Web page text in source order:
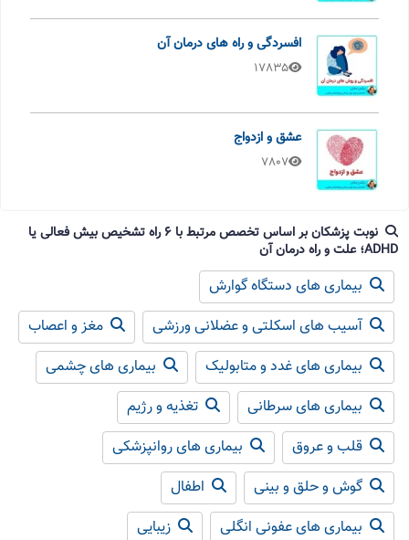
افسردگی و راه های درمان آن
17835
عشق و ازدواج
7807
نوبت پزشکان بر اساس تخصص مرتبط با 6 راه تشخیص بیش فعالی یا
ADHD؛ علت و راه درمان آن
بیماری های دستگاه گوارش
آسیب های اسکلتی و عضلانی ورزشی
مغز و اعصاب
بیماری های غدد و متابولیک
بیماری های چشمی
بیماری های سرطانی
تغذیه و رژیم
قلب و عروق
بیماری های روانپزشکی
گوش و حلق و بینی
اطفال
بیماری های عفونی انگلی
زیبایی